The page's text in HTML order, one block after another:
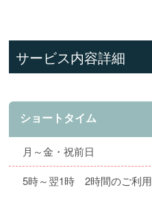
サービス内容詳細
ショートタイム
月～金・祝前日
5時～翌1時 2時間のご利用